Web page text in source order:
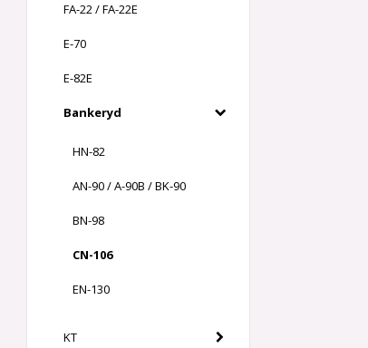
FA-22 / FA-22E
E-70
E-82E
Bankeryd
HN-82
AN-90 / A-90B / BK-90
BN-98
CN-106
EN-130
KT